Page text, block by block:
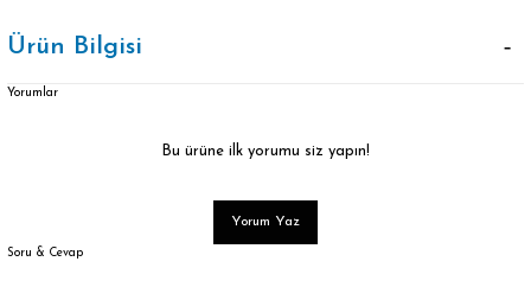
Ürün Bilgisi
Yorumlar
Bu ürüne ilk yorumu siz yapın!
Yorum Yaz
Soru & Cevap